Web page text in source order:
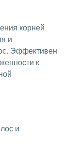
корней
и
Эффективен
к
и